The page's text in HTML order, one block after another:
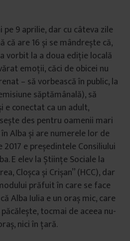
pe 9 aprilie, dar cu câteva zile
că are 16 și se mândrește că,
vorbit la a doua ediție locală
emoții, căci de obicei nu
– să vorbească în public, la
săptămânală), să
e conectat ca un adult,
des pentru oamenii mari
Alba și are numerele lor de
e președintele Consiliului
E elev la Științe Sociale la
Cloșca și Crișan” (HCC), dar
prăfuit în care se face
Alba Iulia e un oraș mic, care
tocmai de aceea nu-
nici în țară.